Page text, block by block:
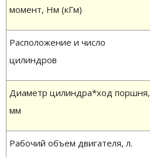
момент, Нм (кГм)
Расположение и число
цилиндров
Диаметр цилиндра*ход поршня,
мм
Рабочий объем двигателя, л.